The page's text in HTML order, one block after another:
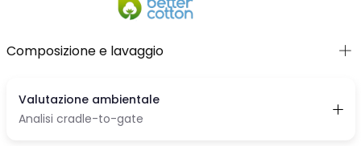
Composizione e lavaggio